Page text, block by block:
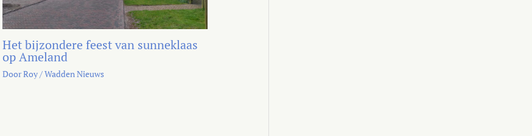
Het bijzondere feest van sunneklaas
op Ameland
DoorRoy/Wadden Nieuws